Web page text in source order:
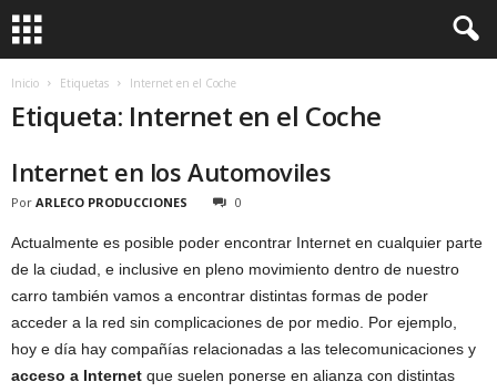
Inicio Etiquetas Internet en el Coche
Etiqueta: Internet en el Coche
Internet en los Automoviles
Por ARLECO PRODUCCIONES 0
Actualmente es posible poder encontrar Internet en cualquier parte
de la ciudad, e inclusive en pleno movimiento dentro de nuestro
carro también vamos a encontrar distintas formas de poder
acceder a la red sin complicaciones de por medio. Por ejemplo,
hoy e día hay compañías relacionadas a las telecomunicaciones y
acceso a Internet que suelen ponerse en alianza con distintas